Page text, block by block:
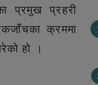
प्रमुख प्रहरी
क्रममा
हो ।